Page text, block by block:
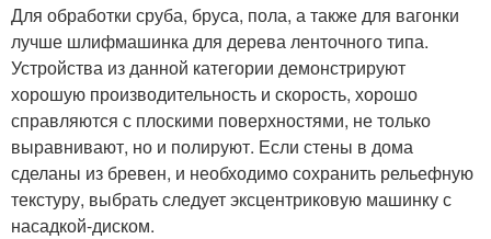
Для обработки сруба, бруса, пола, а также для вагонки
лучше шлифмашинка для дерева ленточного типа.
Устройства из данной категории демонстрируют
хорошую производительность и скорость, хорошо
справляются с плоскими поверхностями, не только
выравнивают, но и полируют. Если стены в дома
сделаны из бревен, и необходимо сохранить рельефную
текстуру, выбрать следует эксцентриковую машинку с
насадкой-диском.